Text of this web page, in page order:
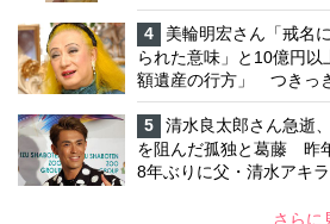
協議は「第二ステージ」
4
美輪明宏さん「戒名
られた意味」と10億円以
額遺産の行方」 つきっ
私生活をサポートしてい
優が相続か
5
清水良太郎さん急逝
を阻んだ孤独と葛藤 昨
8年ぶりに父・清水アキラ
ていたが…周囲が懸念し
さらに